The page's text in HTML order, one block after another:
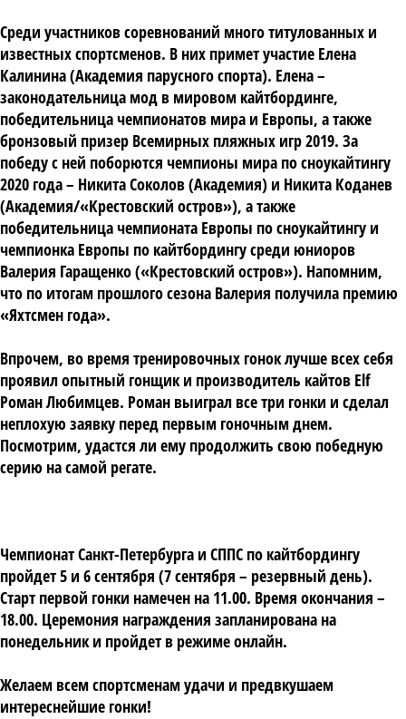
Среди участников соревнований много титулованных и
известных спортсменов. В них примет участие Елена
Калинина (Академия парусного спорта). Елена –
законодательница мод в мировом кайтбординге,
победительница чемпионатов мира и Европы, а также
бронзовый призер Всемирных пляжных игр 2019. За
победу с ней поборются чемпионы мира по сноукайтингу
2020 года – Никита Соколов (Академия) и Никита Коданев
(Академия/«Крестовский остров»), а также
победительница чемпионата Европы по сноукайтингу и
чемпионка Европы по кайтбордингу среди юниоров
Валерия Гаращенко («Крестовский остров»). Напомним,
что по итогам прошлого сезона Валерия получила премию
«Яхтсмен года».
Впрочем, во время тренировочных гонок лучше всех себя
проявил опытный гонщик и производитель кайтов Elf
Роман Любимцев. Роман выиграл все три гонки и сделал
неплохую заявку перед первым гоночным днем.
Посмотрим, удастся ли ему продолжить свою победную
серию на самой регате.
Чемпионат Санкт-Петербурга и СППС по кайтбордингу
пройдет 5 и 6 сентября (7 сентября – резервный день).
Старт первой гонки намечен на 11.00. Время окончания –
18.00. Церемония награждения запланирована на
понедельник и пройдет в режиме онлайн.
Желаем всем спортсменам удачи и предвкушаем
интереснейшие гонки!